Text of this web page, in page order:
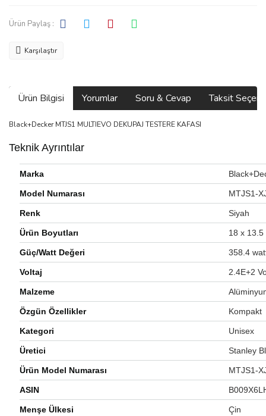
Ürün Paylaş :
Karşılaştır
Ürün Bilgisi Yorumlar Soru & Cevap Taksit
Black+Decker MTJS1 MULTIEVO DEKUPAJ TESTERE KAFASI
Teknik Ayrıntılar
Marka
Model Numarası ‎MTJS1-
Renk ‎Siyah
Ürün Boyutları ‎18 x
Güç/Watt Değeri ‎358.4
Voltaj ‎2.4E+2
Malzeme
Özgün Özellikler ‎Kompakt
Kategori ‎Unisex
Üretici ‎Stanley
Ürün Model Numarası ‎MTJS1-
ASIN
Menşe Ülkesi ‎Çin